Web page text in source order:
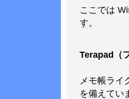
ここでは
す。
Terapad（
メモ帳ライ
を備えてい